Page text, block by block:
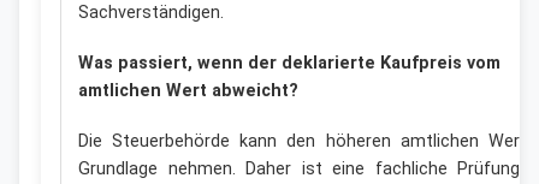
Sachverständigen.
Was passiert, wenn der deklarierte Kaufpreis vom
amtlichen Wert abweicht?
Die Steuerbehörde kann den höheren amtlichen Wert
Grundlage nehmen. Daher ist eine fachliche Prüfung